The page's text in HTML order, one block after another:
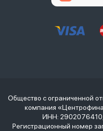
Общество с ограниченной
компания
ИНН:
Регистрационный номер